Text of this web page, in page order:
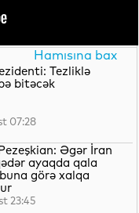
Hamısına bax
Tezliklə
bitəcək
07:28
Əgər İran
ayaqda qala
görə xalqa
23:45